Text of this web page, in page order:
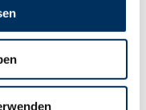
Topfärsen
so dass er den
erhielt. Knapp
von 2.800 €